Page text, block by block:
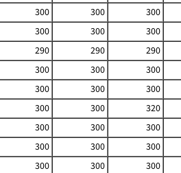
300 300
300
300 300
300
290 290
290
300 300
300
300 300
300
300 300
320
300 300
300
300 300
300
300 300
300